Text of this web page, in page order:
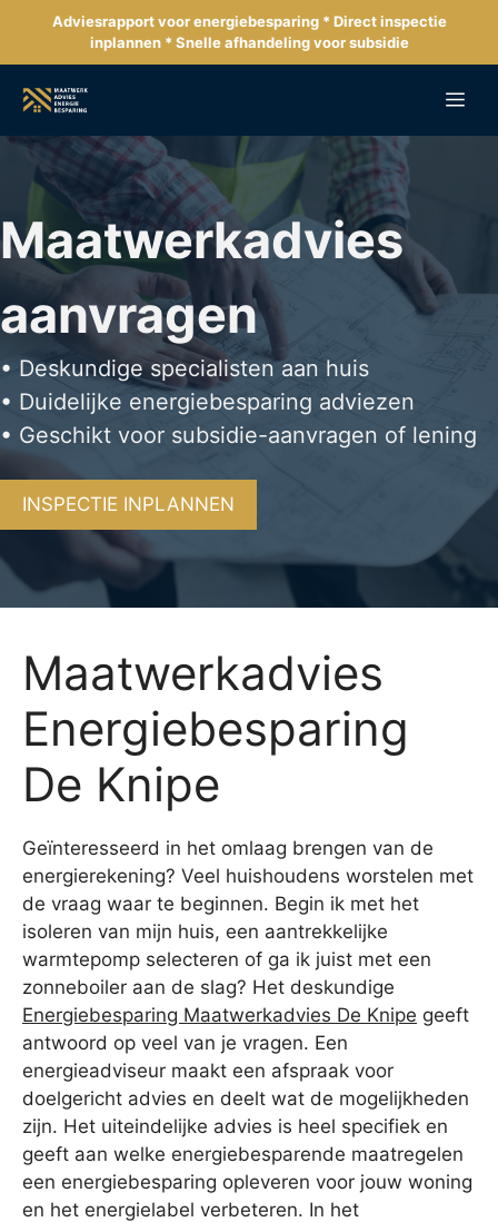
de
inhoud
Adviesrapport voor energiebesparing * Direct inspectie
inplannen * Snelle afhandeling voor subsidie
Maatwerkadvies
aanvragen
• Deskundige specialisten aan huis
• Duidelijke energiebesparing adviezen
• Geschikt voor subsidie-aanvragen of lening
INSPECTIE INPLANNEN
Maatwerkadvies
Energiebesparing
De Knipe
Geïnteresseerd in het omlaag brengen van de
energierekening? Veel huishoudens worstelen met
de vraag waar te beginnen. Begin ik met het
isoleren van mijn huis, een aantrekkelijke
warmtepomp selecteren of ga ik juist met een
zonneboiler aan de slag? Het deskundige
Energiebesparing Maatwerkadvies De Knipe geeft
antwoord op veel van je vragen. Een
energieadviseur maakt een afspraak voor
doelgericht advies en deelt wat de mogelijkheden
zijn. Het uiteindelijke advies is heel specifiek en
geeft aan welke energiebesparende maatregelen
een energiebesparing opleveren voor jouw woning
en het energielabel verbeteren. In het